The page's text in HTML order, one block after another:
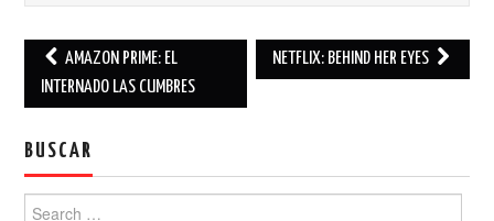
Post navigation
AMAZON PRIME: EL
INTERNADO LAS CUMBRES
NETFLIX: BEHIND HER EYES
BUSCAR
Search for: